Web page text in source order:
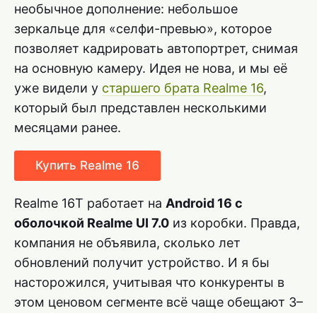
необычное дополнение: небольшое
зеркальце для «селфи-превью», которое
позволяет кадрировать автопортрет, снимая
на основную камеру. Идея не нова, и мы её
уже видели у старшего брата Realme 16,
который был представлен несколькими
месяцами ранее.
Купить Realme 16
Realme 16T работает на Android 16 с
оболочкой Realme UI 7.0 из коробки. Правда,
компания не объявила, сколько лет
обновлений получит устройство. И я бы
насторожился, учитывая что конкуренты в
этом ценовом сегменте всё чаще обещают 3–